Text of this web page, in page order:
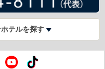
テルを探す